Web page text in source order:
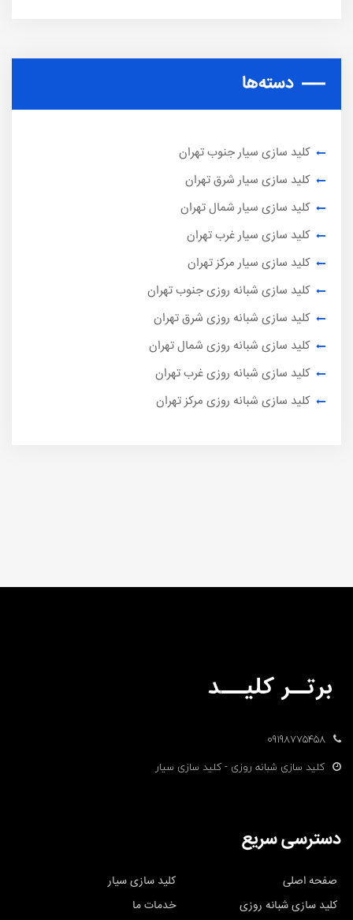
دسته‌ها
کلید سازی سیار جنوب تهران
کلید سازی سیار شرق تهران
کلید سازی سیار شمال تهران
کلید سازی سیار غرب تهران
کلید سازی سیار مرکز تهران
کلید سازی شبانه روزی جنوب تهران
کلید سازی شبانه روزی شرق تهران
کلید سازی شبانه روزی شمال تهران
کلید سازی شبانه روزی غرب تهران
کلید سازی شبانه روزی مرکز تهران
09198775458
کلید سازی شبانه روزی - کلید سازی سیار
دسترسی سریع
صفحه اصلی
کلید سازی سیار
کلید سازی شبانه روزی
خدمات ما